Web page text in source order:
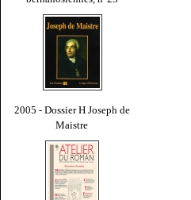
2005 - Dossier H Joseph de
Maistre